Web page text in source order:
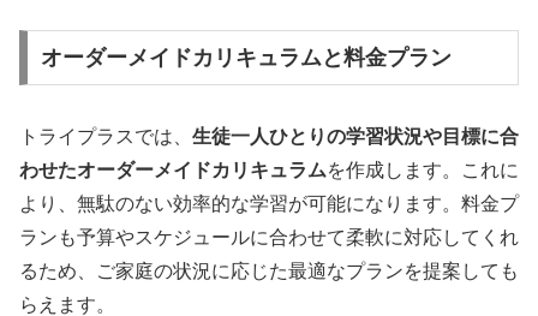
オーダーメイドカリキュラムと料金プラン
トライプラスでは、 生徒一人ひとりの学習状況や目標に合
わせたオーダーメイドカリキュラムを作成します。これに
より、無駄のない効率的な学習が可能になります。料金プ
ランも予算やスケジュールに合わせて柔軟に対応してくれ
るため、ご家庭の状況に応じた最適なプランを提案しても
らえます。